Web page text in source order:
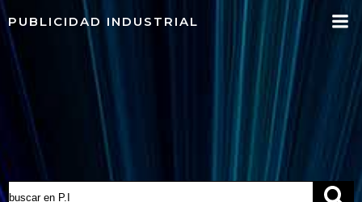
al
contenido
PUBLICIDAD INDUSTRIAL